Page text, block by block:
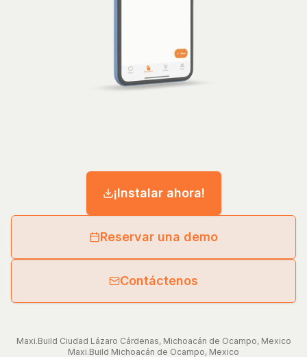
¡Instalar ahora!
Reservar una demo
Contáctenos
Maxi.Build Ciudad Lázaro Cárdenas, Michoacán de Ocampo, Mexico
Maxi.Build Michoacán de Ocampo, Mexico